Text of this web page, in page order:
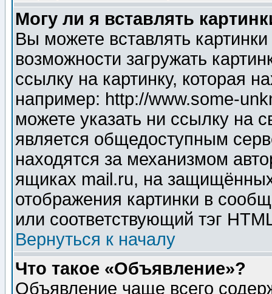
Могу ли я вставлять
Вы можете вставлять
возможности загружать
ссылку на картинку, которая
например: http://www.some-
можете указать ни ссылку на
является общедоступным
находятся за механизмом
ящиках mail.ru, на
отображения картинки в
или соответствующий тэг
Вернуться к началу
Что такое «Объявление»?
Объявление чаще всего